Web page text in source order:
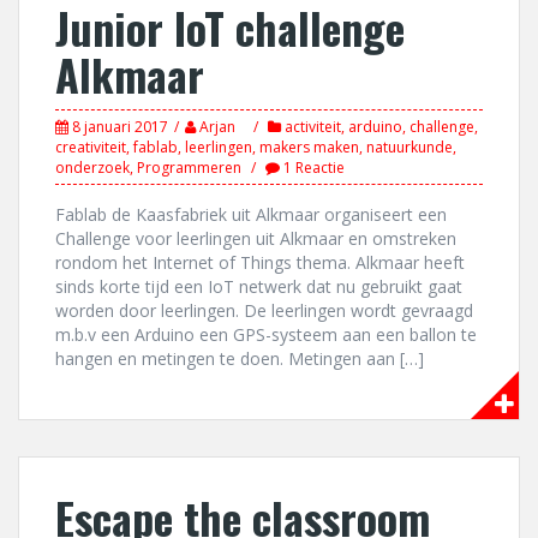
Junior IoT challenge
Alkmaar
8 januari 2017 Arjan activiteit, arduino, challenge,
creativiteit,fablab,leerlingen,makers maken,natuurkunde,
onderzoek,Programmeren 1 Reactie
Fablab de Kaasfabriek uit Alkmaar organiseert een
Challenge voor leerlingen uit Alkmaar en omstreken
rondom het Internet of Things thema. Alkmaar heeft
sinds korte tijd een IoT netwerk dat nu gebruikt gaat
worden door leerlingen. De leerlingen wordt gevraagd
m.b.v een Arduino een GPS-systeem aan een ballon te
hangen en metingen te doen. Metingen aan […]
Escape the classroom